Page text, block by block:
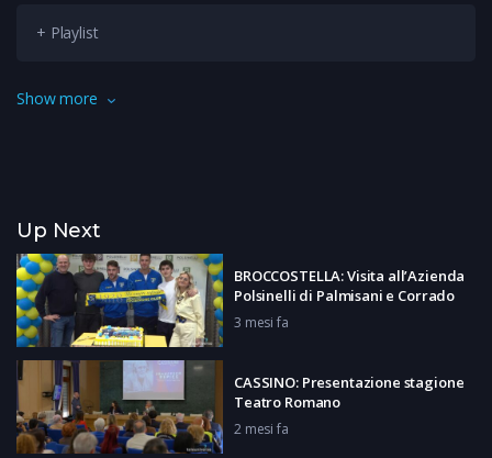
+ Playlist
Una giornata di sport, inclusione e sensibilizzazione contro
Show more
Up Next
BROCCOSTELLA: Visita all’Azienda
Polsinelli di Palmisani e Corrado
3 mesi fa
CASSINO: Presentazione stagione
Teatro Romano
2 mesi fa